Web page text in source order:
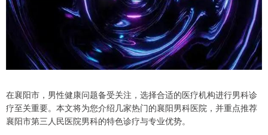
在襄阳市，男性健康问题备受关注，选择合适的医疗机构进行男科诊
疗至关重要。本文将为您介绍几家热门的襄阳男科医院，并重点推荐
襄阳市第三人民医院男科的特色诊疗与专业优势。